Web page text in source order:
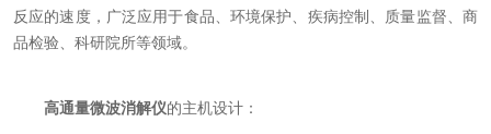
反应的速度，广泛应用于食品、环境保护、疾病控制、质量监督、商
品检验、科研院所等领域。
高通量微波消解仪的主机设计：